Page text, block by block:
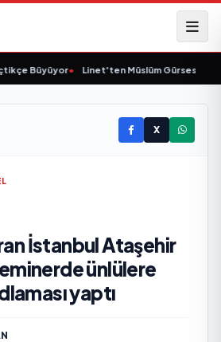
Büyüyor• Linet'ten Müslüm Gürses'e Vefa
X
İstanbul Ataşehir
ünlülere
yaptı